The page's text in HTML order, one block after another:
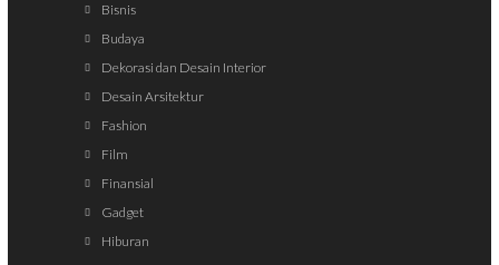
Bisnis
Budaya
Dekorasi dan Desain Interior
Desain Arsitektur
Fashion
Film
Finansial
Gadget
Hiburan